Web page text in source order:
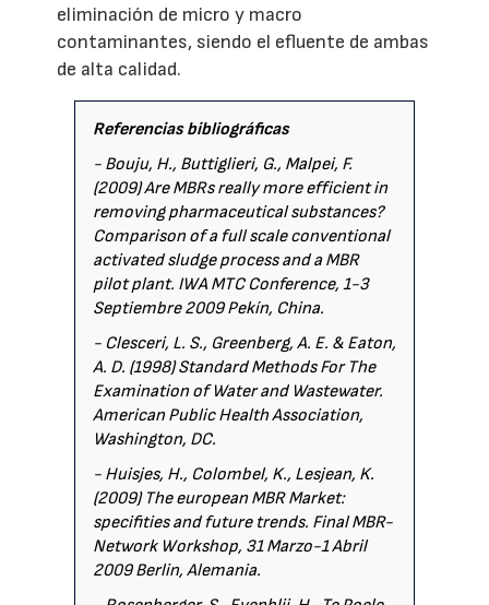
eliminación de micro y macro
contaminantes, siendo el efluente de ambas
de alta calidad.
Referencias bibliográficas
- Bouju, H., Buttiglieri, G., Malpei, F.
(2009) Are MBRs really more efficient in
removing pharmaceutical substances?
Comparison of a full scale conventional
activated sludge process and a MBR
pilot plant. IWA MTC Conference, 1-3
Septiembre 2009 Pekín, China.
- Clesceri, L. S., Greenberg, A. E. & Eaton,
A. D. (1998) Standard Methods For The
Examination of Water and Wastewater.
American Public Health Association,
Washington, DC.
- Huisjes, H., Colombel, K., Lesjean, K.
(2009) The european MBR Market:
specifities and future trends. Final MBR-
Network Workshop, 31 Marzo-1 Abril
2009 Berlin, Alemania.